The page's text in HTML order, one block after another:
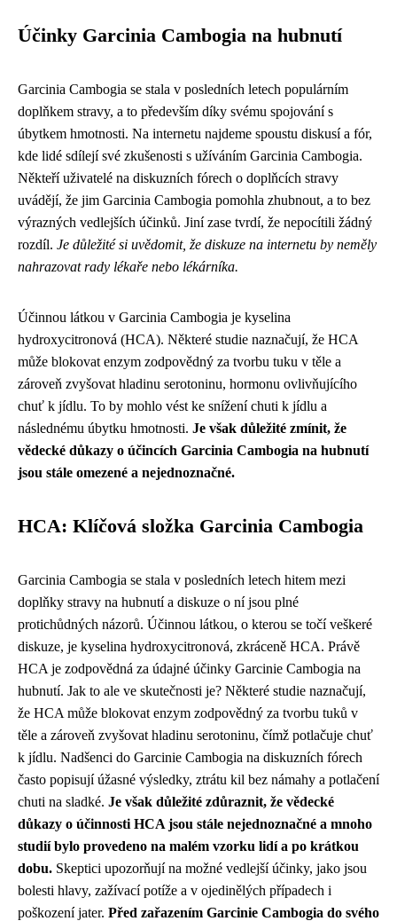
Účinky Garcinia Cambogia na hubnutí
Garcinia Cambogia se stala v posledních letech populárním
doplňkem stravy, a to především díky svému spojování s
úbytkem hmotnosti. Na internetu najdeme spoustu diskusí a fór,
kde lidé sdílejí své zkušenosti s užíváním Garcinia Cambogia.
Někteří uživatelé na diskuzních fórech o doplňcích stravy
uvádějí, že jim Garcinia Cambogia pomohla zhubnout, a to bez
výrazných vedlejších účinků. Jiní zase tvrdí, že nepocítili žádný
rozdíl. Je důležité si uvědomit, že diskuze na internetu by neměly
nahrazovat rady lékaře nebo lékárníka.
Účinnou látkou v Garcinia Cambogia je kyselina
hydroxycitronová (HCA). Některé studie naznačují, že HCA
může blokovat enzym zodpovědný za tvorbu tuku v těle a
zároveň zvyšovat hladinu serotoninu, hormonu ovlivňujícího
chuť k jídlu. To by mohlo vést ke snížení chuti k jídlu a
následnému úbytku hmotnosti. Je však důležité zmínit, že
vědecké důkazy o účincích Garcinia Cambogia na hubnutí
jsou stále omezené a nejednoznačné.
HCA: Klíčová složka Garcinia Cambogia
Garcinia Cambogia se stala v posledních letech hitem mezi
doplňky stravy na hubnutí a diskuze o ní jsou plné
protichůdných názorů. Účinnou látkou, o kterou se točí veškeré
diskuze, je kyselina hydroxycitronová, zkráceně HCA. Právě
HCA je zodpovědná za údajné účinky Garcinie Cambogia na
hubnutí. Jak to ale ve skutečnosti je? Některé studie naznačují,
že HCA může blokovat enzym zodpovědný za tvorbu tuků v
těle a zároveň zvyšovat hladinu serotoninu, čímž potlačuje chuť
k jídlu. Nadšenci do Garcinie Cambogia na diskuzních fórech
často popisují úžasné výsledky, ztrátu kil bez námahy a potlačení
chuti na sladké. Je však důležité zdůraznit, že vědecké
důkazy o účinnosti HCA jsou stále nejednoznačné a mnoho
studií bylo provedeno na malém vzorku lidí a po krátkou
dobu. Skeptici upozorňují na možné vedlejší účinky, jako jsou
bolesti hlavy, zažívací potíže a v ojedinělých případech i
poškození jater. Před zařazením Garcinie Cambogia do svého